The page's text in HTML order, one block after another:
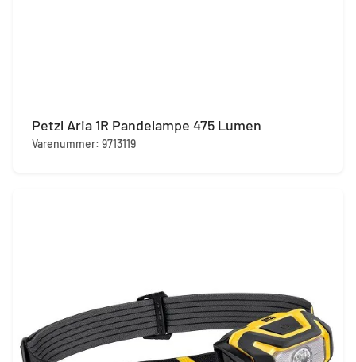
Petzl Aria 1R Pandelampe 475 Lumen
Varenummer: 9713119